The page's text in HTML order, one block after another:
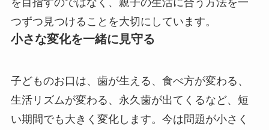
を目指すのではなく、親子の生活に合う方法を一
つずつ見つけることを大切にしています。
小さな変化を一緒に見守る
子どものお口は、歯が生える、食べ方が変わる、
生活リズムが変わる、永久歯が出てくるなど、短
い期間でも大きく変化します。今は問題が小さく